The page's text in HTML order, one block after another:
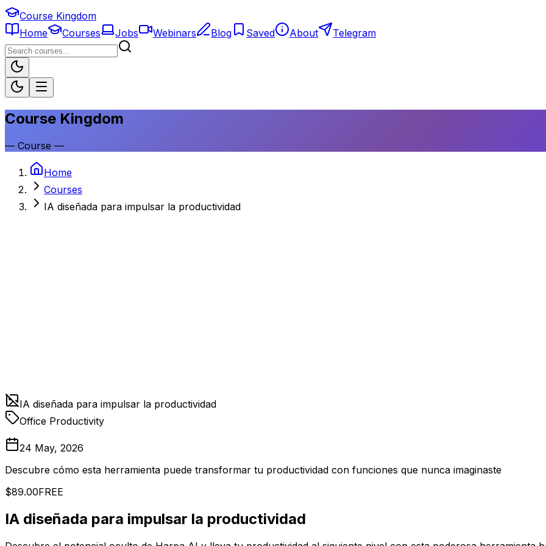
Course Kingdom
Home
Courses Jobs Webinars Blog Saved About Telegram
Course Kingdom
— Course —
Home
Courses
IA diseñada para impulsar la productividad
IA diseñada para impulsar la productividad
Office Productivity
24 May, 2026
Descubre cómo esta herramienta puede transformar tu productividad con funciones que nunca imaginaste
$89.00FREE
IA diseñada para impulsar la productividad